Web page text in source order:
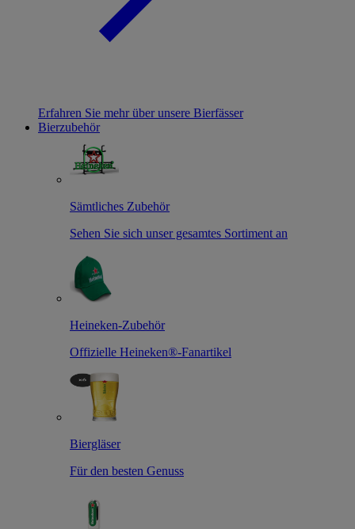
Erfahren Sie mehr über unsere Bierfässer
Bierzubehör
Sämtliches Zubehör
Sehen Sie sich unser gesamtes Sortiment an
Heineken-Zubehör
Offizielle Heineken®-Fanartikel
Biergläser
Für den besten Genuss